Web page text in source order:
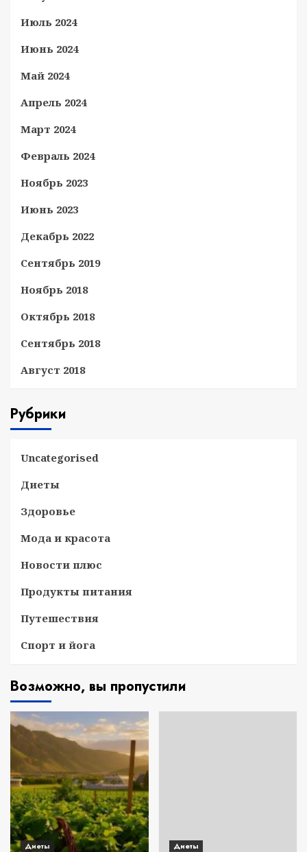
Июль 2024
Июнь 2024
Май 2024
Апрель 2024
Март 2024
Февраль 2024
Ноябрь 2023
Июнь 2023
Декабрь 2022
Сентябрь 2019
Ноябрь 2018
Октябрь 2018
Сентябрь 2018
Август 2018
Рубрики
Uncategorised
Диеты
Здоровье
Мода и красота
Новости плюс
Продукты питания
Путешествия
Спорт и йога
Возможно, вы пропустили
Диеты Диеты